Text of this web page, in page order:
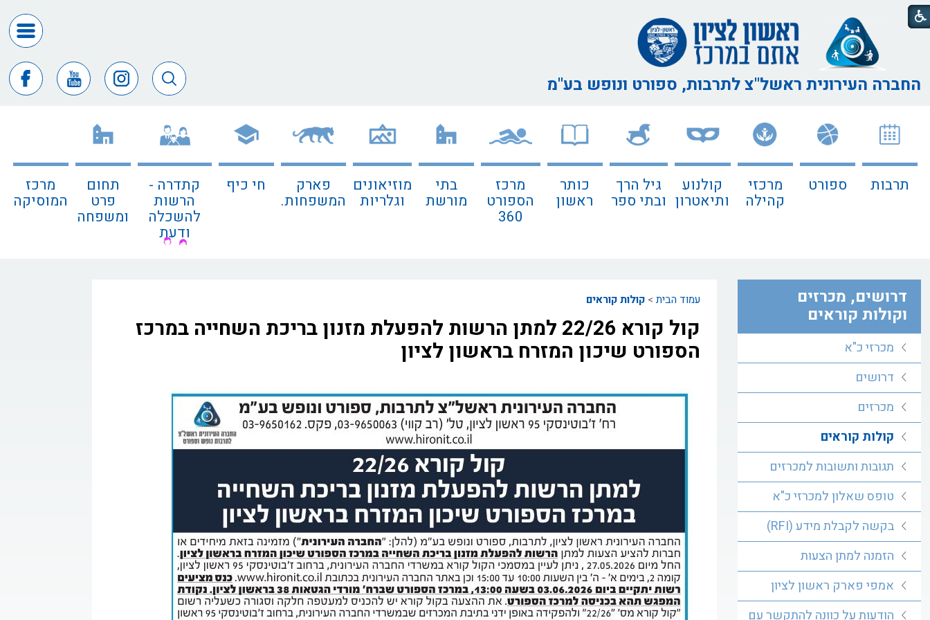
החברה העירונית ראשל"צלתרבות, ספורט ונופש בע"מ
חופש
המידע
העיר
דבר
המנכ"ל
תרבות ספורט מרכזי
קהילה
קולנוע
ותיאטרון
גיל הרך
ובתי ספר
כותר
ראשון
מרכז
הספורט
360
בתי
מורשת
מוזיאונים
וגלריות
פארק
המשפחות.
חי כיף קתדרה -
הרשות
להשכלה
ודעת
תחום
פרט
ומשפחה
מרכז
המוסיקה
עמוד הבית >קולות קוראים
קול קורא 22/26 למתן הרשות להפעלת מזנון בריכת השחייה במרכז
הספורט שיכון המזרח בראשון לציון
דרושים, מכרזים
וקולות קוראים
מכרזי כ"א
דרושים
מכרזים
קולות קוראים
תגובות ותשובות למכרזים
טופס שאלון למכרזי כ"א
בקשה לקבלת מידע (RFI)
הזמנה למתן הצעות
אמפי פארק ראשון לציון
הודעות על כוונה להתקשר עם